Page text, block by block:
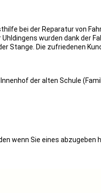
bei der Reparatur von
wurden dank der
Stange. Die zufriedenen
der alten Schule
wenn Sie eines abzugeben